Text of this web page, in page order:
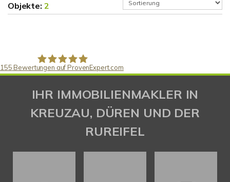
Objekte: 2
Gaspar Immobilienberatung
155 Bewertungen auf ProvenExpert.com
IHR IMMOBILIENMAKLER IN
KREUZAU, DÜREN UND DER
RUREIFEL